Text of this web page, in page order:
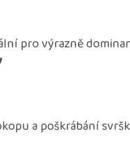
pro výrazně
a poškrábání